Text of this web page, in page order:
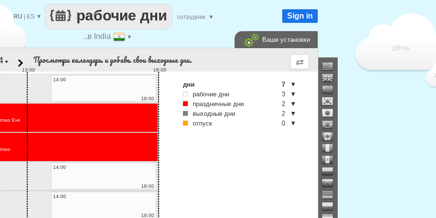
день
..в India ▼
рабочие дни
RU ES ▼ сотрудник ▼ Sign in
Ваши установки
▼ Просмотри календарь и добавь свои выходные дни.
13:00 18:00
14:00
18:00
Eve
14:00
18:00
14:00
18:00
дни 7
▼
рабочие дни
3
▼
праздничные дни
2
▼
выходные дни
2
▼
отпуск
0 ▼